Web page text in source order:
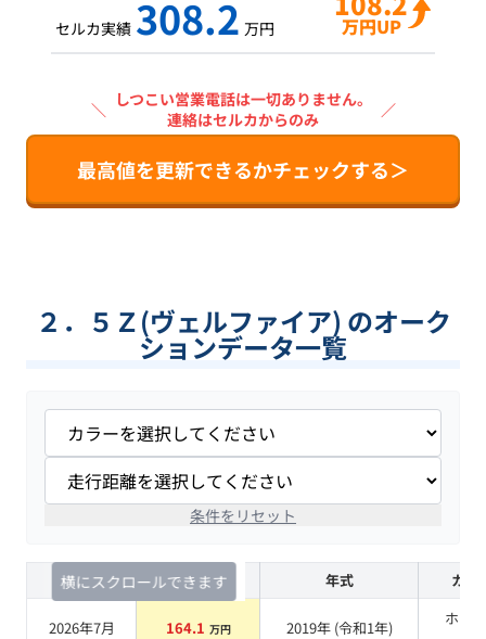
セルカ実績 308.2 万円 万円UP
＼ しつこい営業電話は一切ありません。
連絡はセルカからのみ
／
最高値を更新できるかチェックする＞
２．５Ｚ(ヴェルファイア) のオーク
ションデータ一覧
条件をリセット
横にスクロールできます
査定時期 セルカ実績 年式 カラ
2026年7月 164.1 万円 2019年 (令和1年)
ホワ